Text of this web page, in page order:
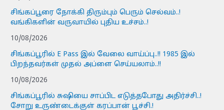
சிங்கப்பூரை நோக்கி திரும்பும் பெரும் செல்வம்..!
வங்கிகளின் வருவாயில் புதிய உச்சம்..!
10/08/2026
சிங்கப்பூரில் E Pass இல் வேலை வாய்ப்பு..!! 1985 இல்
பிறந்தவர்கள் முதல் அப்ளை செய்யலாம்..!!
10/08/2026
சிங்கப்பூரில் சுஷியை சாப்பிட எடுத்தபோது அதிர்ச்சி..!
சோறு உருண்டைக்குள் கரப்பான் பூச்சி.!